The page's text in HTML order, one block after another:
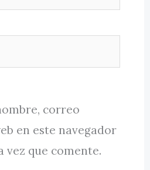
correo
en este navegador
vez que comente.